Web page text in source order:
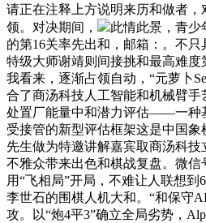
请正在注释上方说明来历和做者，
领。对决期间，
此情此景，青少
的第16关率先出和，邮箱：。不只
特级大师谢靖则间接挑和最高难度
我看来，逐渐占领自动，“元萝卜
合了商汤科技人工智能和机械臂手
处置厂能量中和潜力评估——一种
受接管的新型评估框架这是中国
先生做为特邀讲解嘉宾取商汤科
不雅众带来出色和棋战复盘。微
用“飞相局”开局，不难让人联想到
李世石的围棋人机大和。“和保守
攻。以“炮4平3”确立全局劣势，